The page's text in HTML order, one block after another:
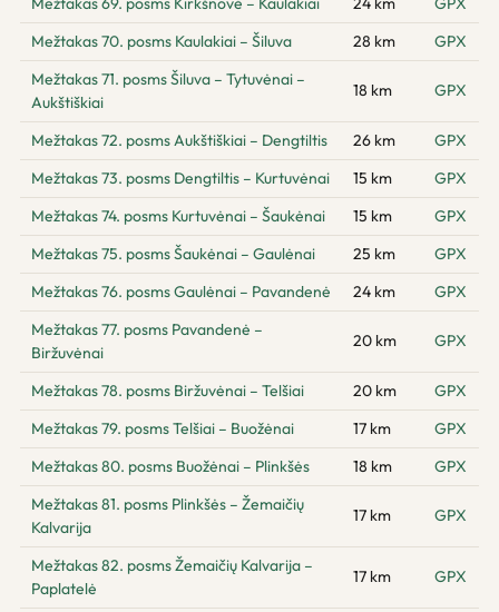
Mežtakas 70. posms Kaulakiai – Šiluva
28 km
GPX
Mežtakas 71. posms Šiluva – Tytuvėnai –
Aukštiškiai
18 km GPX
Mežtakas 72. posms Aukštiškiai – Dengtiltis 26 km
GPX
Mežtakas 73. posms Dengtiltis – Kurtuvėnai
15 km
GPX
Mežtakas 74. posms Kurtuvėnai – Šaukėnai
15 km
GPX
Mežtakas 75. posms Šaukėnai – Gaulėnai
25 km
GPX
Mežtakas 76. posms Gaulėnai – Pavandenė
24 km
GPX
Mežtakas 77. posms Pavandenė –
Biržuvėnai
20 km GPX
Mežtakas 78. posms Biržuvėnai – Telšiai 20 km
GPX
Mežtakas 79. posms Telšiai – Buožėnai
17 km
GPX
Mežtakas 80. posms Buožėnai – Plinkšės
18 km
GPX
Mežtakas 81. posms Plinkšės – Žemaičių
Kalvarija
17 km GPX
Mežtakas 82. posms Žemaičių Kalvarija –
Paplatelė
17 km GPX